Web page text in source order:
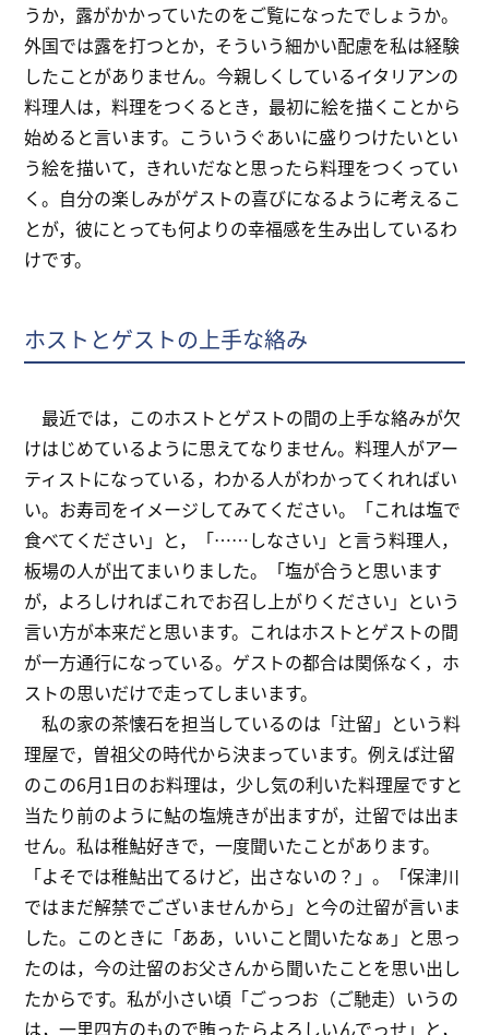
うか，露がかかっていたのをご覧になったでしょうか。
外国では露を打つとか，そういう細かい配慮を私は経験
したことがありません。今親しくしているイタリアンの
料理人は，料理をつくるとき，最初に絵を描くことから
始めると言います。こういうぐあいに盛りつけたいとい
う絵を描いて，きれいだなと思ったら料理をつくってい
く。自分の楽しみがゲストの喜びになるように考えるこ
とが，彼にとっても何よりの幸福感を生み出しているわ
けです。
ホストとゲストの上手な絡み
最近では，このホストとゲストの間の上手な絡みが欠
けはじめているように思えてなりません。料理人がアー
ティストになっている，わかる人がわかってくれればい
い。お寿司をイメージしてみてください。「これは塩で
食べてください」と，「……しなさい」と言う料理人，
板場の人が出てまいりました。「塩が合うと思います
が，よろしければこれでお召し上がりください」という
言い方が本来だと思います。これはホストとゲストの間
が一方通行になっている。ゲストの都合は関係なく，ホ
ストの思いだけで走ってしまいます。
私の家の茶懐石を担当しているのは「辻留」という料
理屋で，曽祖父の時代から決まっています。例えば辻留
のこの6月1日のお料理は，少し気の利いた料理屋ですと
当たり前のように鮎の塩焼きが出ますが，辻留では出ま
せん。私は稚鮎好きで，一度聞いたことがあります。
「よそでは稚鮎出てるけど，出さないの？」。「保津川
ではまだ解禁でございませんから」と今の辻留が言いま
した。このときに「ああ，いいこと聞いたなぁ」と思っ
たのは，今の辻留のお父さんから聞いたことを思い出し
たからです。私が小さい頃「ごっつお（ご馳走）いうの
は，一里四方のもので賄ったらよろしいんでっせ」と，